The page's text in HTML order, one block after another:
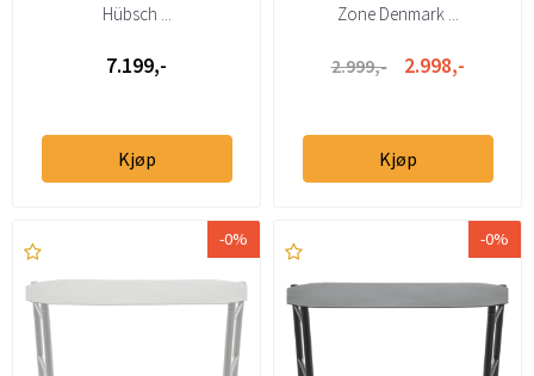
Hübsch ...
7.199,-
Kjøp
Zone Denmark ...
2.999,- 2.998,-
Kjøp
-0% -0%